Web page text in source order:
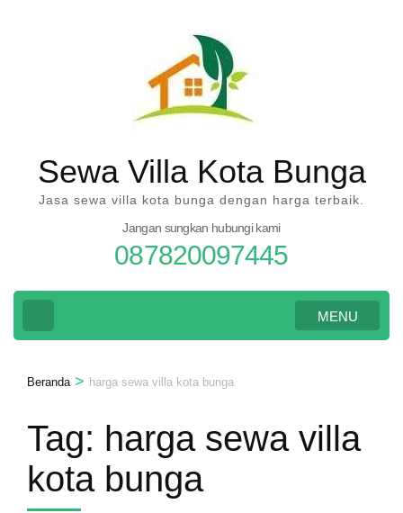
Sewa Villa Kota Bunga
Jasa sewa villa kota bunga dengan harga terbaik.
Jangan sungkan hubungi kami
087820097445
MENU
Beranda > harga sewa villa kota bunga
Tag: harga sewa villa
kota bunga